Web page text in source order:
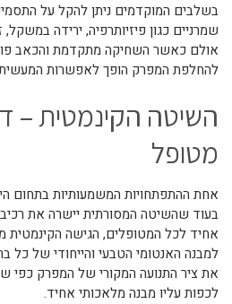
בשלבים המוקדמים ניתן להקל על
שמרניים כגון פיזיותרפיה, ירידה
אולם כאשר השחיקה מתקדמת והכאב
להחלפת המפרק הופך לאפשרות המעשית
השיטה הקינמטית –
מטופל
אחת ההתפתחויות המשמעותיות בתחום
בעוד שהשיטה המסורתית יישרה את
אחיד לכל המטופלים, הגישה
למבנה האנטומי הטבעי והייחודי של כל
את ציר התנועה המקורי של המפרק כפי
לכפות עליו מבנה מלאכותי אחיד.